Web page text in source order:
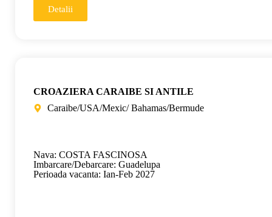
Detalii
CROAZIERA CARAIBE SI ANTILE
Caraibe/USA/Mexic/ Bahamas/Bermude
Nava: COSTA FASCINOSA
Imbarcare/Debarcare: Guadelupa
Perioada vacanta: Ian-Feb 2027